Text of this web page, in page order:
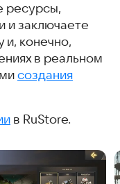
ресурсы,
и заключаете
и, конечно,
в реальном
создания
в RuStore.